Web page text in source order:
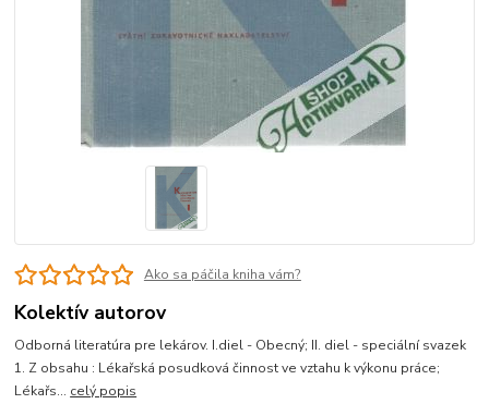
Ako sa páčila kniha vám?
Kolektív autorov
Odborná literatúra pre lekárov. I.diel - Obecný; II. diel - speciální svazek
1. Z obsahu : Lékařská posudková činnost ve vztahu k výkonu práce;
Lékařs... celý popis